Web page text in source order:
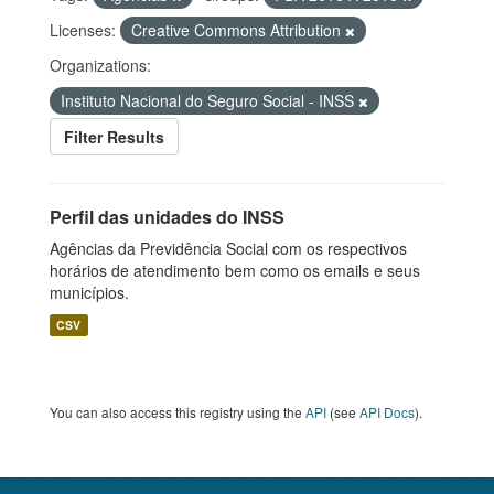
Licenses:
Creative Commons Attribution
Organizations:
Instituto Nacional do Seguro Social - INSS
Filter Results
Perfil das unidades do INSS
Agências da Previdência Social com os respectivos
horários de atendimento bem como os emails e seus
municípios.
CSV
You can also access this registry using the API (see API Docs).